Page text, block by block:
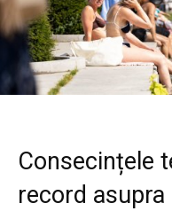
Consecințele
record